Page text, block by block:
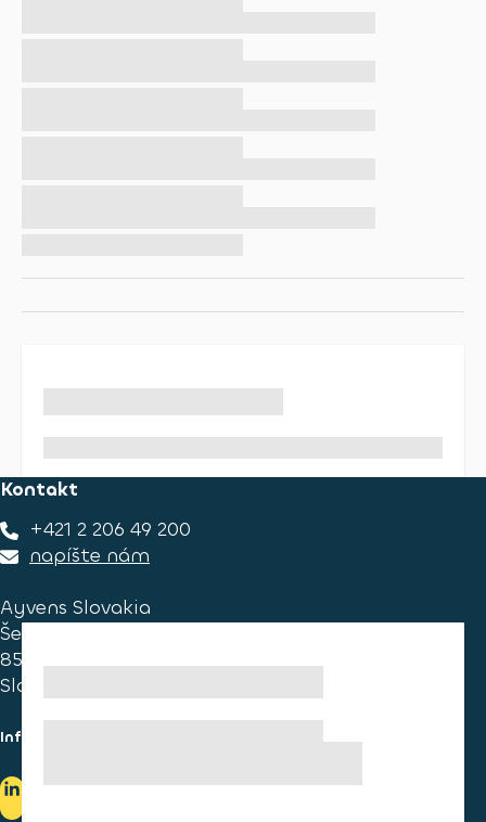
Kontakt
+421 2 206 49 200
napíšte nám
Ayvens Slovakia
Ševčenkova 34
851 01 Bratislava
Slovakia
Informace pro spotřebitele